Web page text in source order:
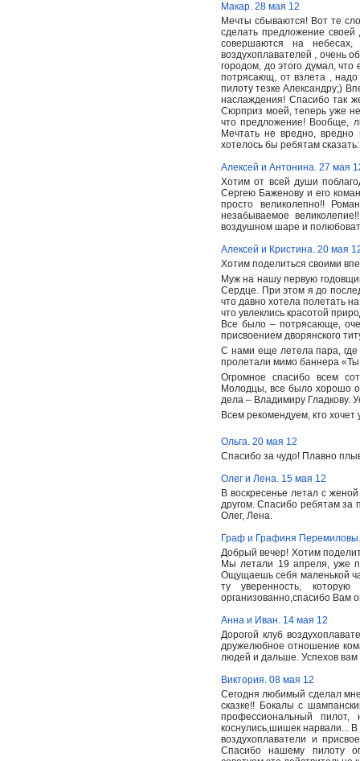
Макар. 28 мая 12
Мечты сбываются! Вот те
сделать предложение своей
совершаются на
воздухоплавателей , очень
городом, до этого думал,
потрясающ, от взлета , надо
пилоту тезке Александру;)
наслаждения! Спасибо так
Сюрприз моей, теперь уже
что предложение! Вообще,
Мечтать не вредно,
хотелось бы ребятам
Алексей и Антонина. 27 мая
Хотим от всей души
Сергею Баженову и его
просто великолепно!!
незабываемое
воздушном шаре и
Алексей и Кристина. 20 мая
Хотим поделиться своими
Муж на нашу первую
Сердце. При этом я до
что давно хотела полетать
что увлеклись красотой
Все было – потрясающе,
присвоением дворянского
С нами еще летела пара,
пролетали мимо баннера
Огромное спасибо всем
Молодцы, все было хорошо
дела – Владимиру Гладкову.
Всем рекомендуем, кто
Ольга. 20 мая 12
Спасибо за чудо! Плавно
Олег и Лена. 15 мая 12
В воскресенье летал с
другом. Спасибо ребятам за
Олег, Лена.
Граф и Графиня
Добрый вечер! Хотим
Мы летали 19 апреля, уже
Ощущаешь себя маленькой
ту уверенность,
организованно,спасибо Вам
Анна и Иван. 14 мая 12
Дорогой клуб
дружелюбное отношение
людей и дальше. Успехов
Виктория. 08 мая 12
Сегодня любимый сделал
сказке!! Бокалы с
профессиональный
коснулись,шишек нарвали...
воздухоплаватели и
Спасибо нашему пилоту